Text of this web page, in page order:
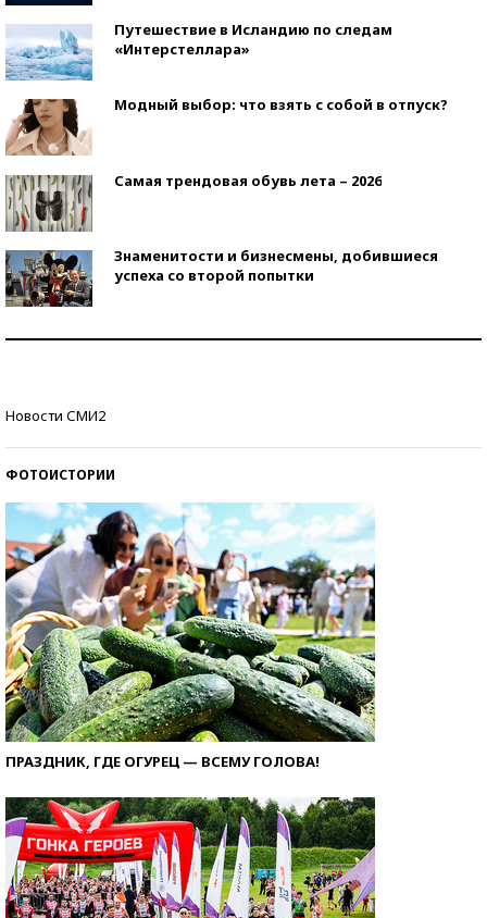
Путешествие в Исландию по следам
«Интерстеллара»
Модный выбор: что взять с собой в отпуск?
Самая трендовая обувь лета – 2026
Знаменитости и бизнесмены, добившиеся
успеха со второй попытки
Новости СМИ2
ФОТОИСТОРИИ
ПРАЗДНИК, ГДЕ ОГУРЕЦ — ВСЕМУ ГОЛОВА!